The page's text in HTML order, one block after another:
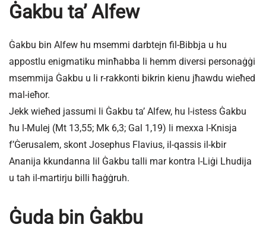
Ġakbu ta’ Alfew
Ġakbu bin Alfew hu msemmi darbtejn fil-Bibbja u hu
appostlu enigmatiku minħabba li hemm diversi personaġġi
msemmija Ġakbu u li r-rakkonti bikrin kienu jħawdu wieħed
mal-ieħor.
Jekk wieħed jassumi li Ġakbu ta’ Alfew, hu l-istess Ġakbu
ħu l-Mulej (Mt 13,55; Mk 6,3; Gal 1,19) li mexxa l-Knisja
f’Ġerusalem, skont Josephus Flavius, il-qassis il-kbir
Ananija kkundanna lil Ġakbu talli mar kontra l-Liġi Lhudija
u tah il-martirju billi ħaġġruh.
Ġuda bin Ġakbu